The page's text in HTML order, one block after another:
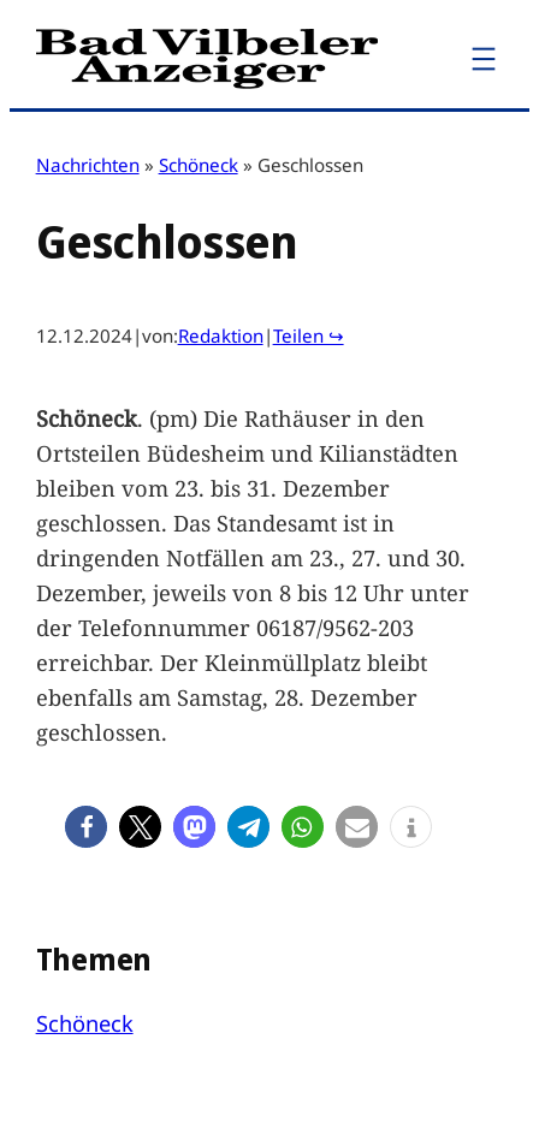
Zum
Inhalt
Nachrichten » Schöneck » Geschlossen
Geschlossen
12.12.2024|von:Redaktion|Teilen ↪
Schöneck. (pm) Die Rathäuser in den
Ortsteilen Büdesheim und Kilianstädten
bleiben vom 23. bis 31. Dezember
geschlossen. Das Standesamt ist in
dringenden Notfällen am 23., 27. und 30.
Dezember, jeweils von 8 bis 12 Uhr unter
der Telefonnummer 06187/9562-203
erreichbar. Der Kleinmüllplatz bleibt
ebenfalls am Samstag, 28. Dezember
geschlossen.
Themen
Schöneck